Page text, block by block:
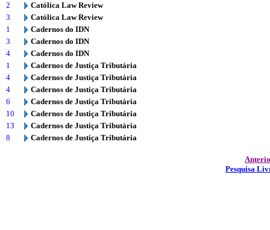
2
Católica Law Review
3
Católica Law Review
1
Cadernos do IDN
3
Cadernos do IDN
4
Cadernos do IDN
1
Cadernos de Justiça Tributária
4
Cadernos de Justiça Tributária
4
Cadernos de Justiça Tributária
6
Cadernos de Justiça Tributária
10
Cadernos de Justiça Tributária
13
Cadernos de Justiça Tributária
8
Cadernos de Justiça Tributária
Pesquisa